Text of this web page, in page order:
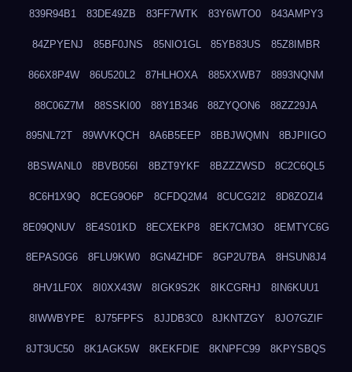
839R94B1 83DE49ZB 83FF7WTK 83Y6WTO0 843AMPY3
84ZPYENJ 85BF0JNS 85NIO1GL 85YB83US 85Z8IMBR
866X8P4W 86U520L2 87HLHOXA 885XXWB7 8893NQNM
88C06Z7M 88SSKI00 88Y1B346 88ZYQON6 88ZZ29JA
895NL72T 89WVKQCH 8A6B5EEP 8BBJWQMN 8BJPIIGO
8BSWANL0 8BVB056I 8BZT9YKF 8BZZZWSD 8C2C6QL5
8C6H1X9Q 8CEG9O6P 8CFDQ2M4 8CUCG2I2 8D8ZOZI4
8E09QNUV 8E4S01KD 8ECXEKP8 8EK7CM3O 8EMTYC6G
8EPAS0G6 8FLU9KW0 8GN4ZHDF 8GP2U7BA 8HSUN8J4
8HV1LF0X 8I0XX43W 8IGK9S2K 8IKCGRHJ 8IN6KUU1
8IWWBYPE 8J75FPFS 8JJDB3C0 8JKNTZGY 8JO7GZIF
8JT3UC50 8K1AGK5W 8KEKFDIE 8KNPFC99 8KPYSBQS